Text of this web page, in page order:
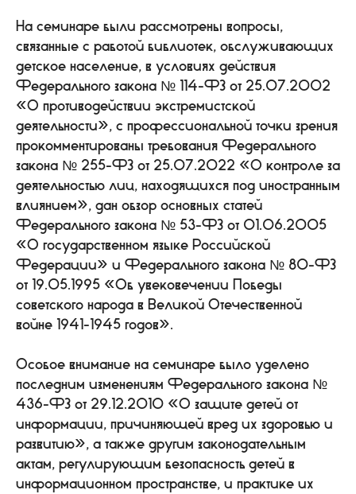
На семинаре были рассмотрены вопросы,
связанные с работой библиотек, обслуживающих
детское население, в условиях действия
Федерального закона № 114-ФЗ от 25.07.2002
«О противодействии экстремистской
деятельности», с профессиональной точки зрения
прокомментированы требования Федерального
закона № 255-ФЗ от 25.07.2022 «О контроле за
деятельностью лиц, находящихся под иностранным
влиянием», дан обзор основных статей
Федерального закона № 53-ФЗ от 01.06.2005
«О государственном языке Российской
Федерации» и Федерального закона № 80-ФЗ
от 19.05.1995 «Об увековечении Победы
советского народа в Великой Отечественной
войне 1941-1945 годов».
Особое внимание на семинаре было уделено
последним изменениям Федерального закона №
436-ФЗ от 29.12.2010 «О защите детей от
информации, причиняющей вред их здоровью и
развитию», а также другим законодательным
актам, регулирующим безопасность детей в
информационном пространстве, и практике их